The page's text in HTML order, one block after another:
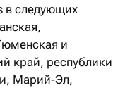
в следующих
и
край, республики
Марий-Эл,